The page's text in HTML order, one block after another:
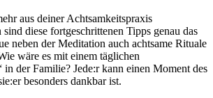
aus deiner Achtsamkeitspraxis
diese fortgeschrittenen Tipps genau das
neben der Meditation auch achtsame Rituale
wäre es mit einem täglichen
in der Familie? Jede:r kann einen Moment des
besonders dankbar ist.